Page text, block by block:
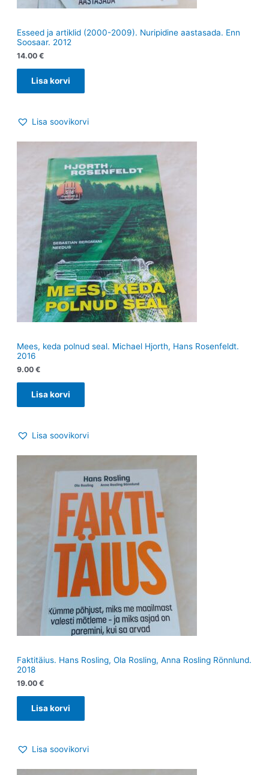
Esseed ja artiklid (2000-2009). Nuripidine aastasada. Enn
Soosaar. 2012
14.00 €
Lisa korvi
Lisa soovikorvi
Mees, keda polnud seal. Michael Hjorth, Hans Rosenfeldt.
2016
9.00 €
Lisa korvi
Lisa soovikorvi
Faktitäius. Hans Rosling, Ola Rosling, Anna Rosling Rönnlund.
2018
19.00 €
Lisa korvi
Lisa soovikorvi